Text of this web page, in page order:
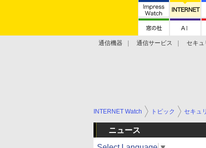
通信機器 通信サービス セキュ
INTERNET Watch トピック セキュ
ニュース